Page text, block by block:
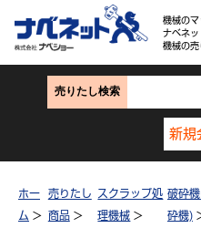
機械の
ナベネッ
機械の売
売りたし検索
新規
ホー
ム >
売りたし
商品>
スクラップ処
理機械 >
破砕
砕機)